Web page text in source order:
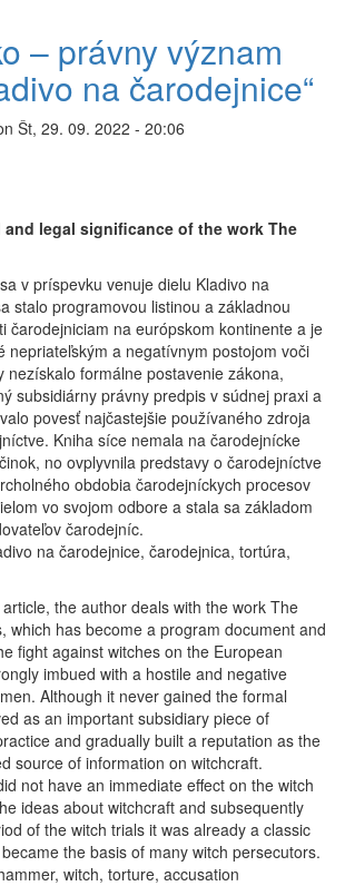
– právny význam
na čarodejnice“
Št, 29. 09. 2022 - 20:06
legal significance of the work The
v príspevku venuje dielu Kladivo na
stalo programovou listinou a základnou
čarodejniciam na európskom kontinente a je
nepriateľským a negatívnym postojom voči
nezískalo formálne postavenie zákona,
subsidiárny právny predpis v súdnej praxi a
povesť najčastejšie používaného zdroja
Kniha síce nemala na čarodejnícke
no ovplyvnila predstavy o čarodejníctve
obdobia čarodejníckych procesov
vo svojom odbore a stala sa základom
čarodejníc.
na čarodejnice, čarodejnica, tortúra,
the author deals with the work The
which has become a program document and
fight against witches on the European
imbued with a hostile and negative
Although it never gained the formal
as an important subsidiary piece of
and gradually built a reputation as the
source of information on witchcraft.
not have an immediate effect on the witch
ideas about witchcraft and subsequently
of the witch trials it was already a classic
the basis of many witch persecutors.
witch, torture, accusation